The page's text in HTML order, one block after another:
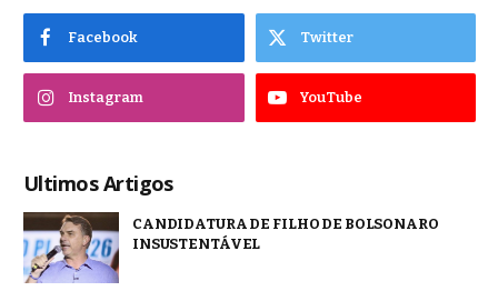
Facebook Twitter
Instagram YouTube
Ultimos Artigos
CANDIDATURA DE FILHO DE BOLSONARO
INSUSTENTÁVEL